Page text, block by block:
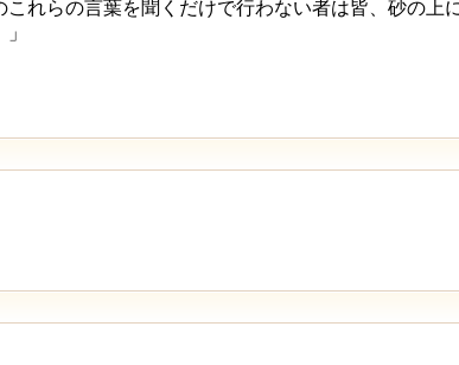
これらの言葉を聞くだけで行わない者は皆、砂の上